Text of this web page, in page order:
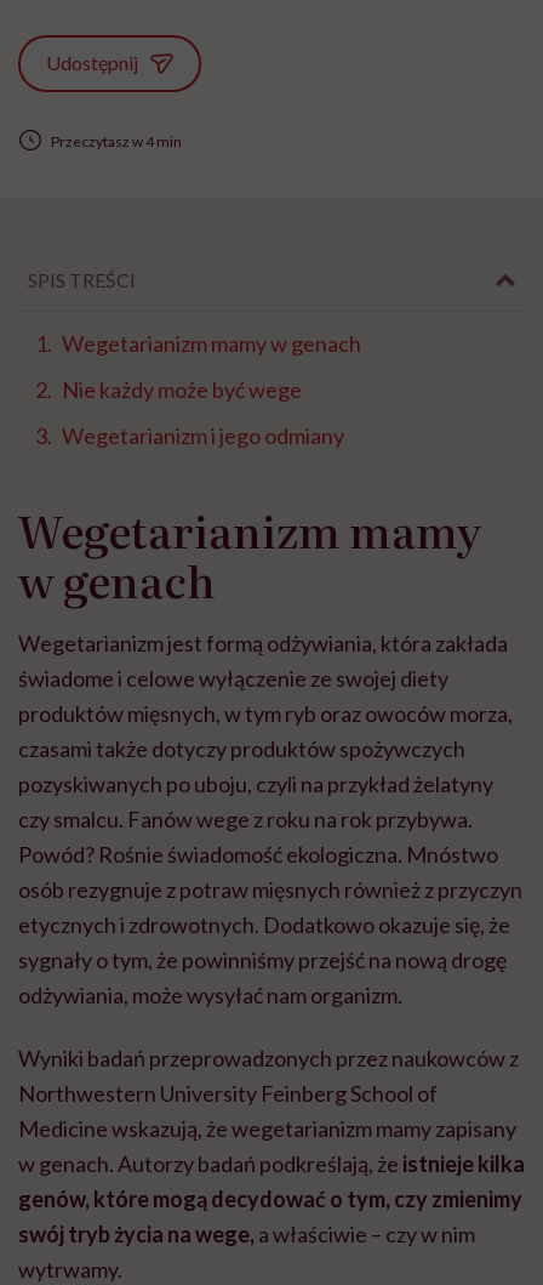
Udostępnij
Przeczytasz w 4 min
SPIS TREŚCI
Wegetarianizm mamy w genach
Nie każdy może być wege
Wegetarianizm i jego odmiany
Wegetarianizm mamy
w genach
Wegetarianizm jest formą odżywiania, która zakłada
świadome i celowe wyłączenie ze swojej diety
produktów mięsnych, w tym ryb oraz owoców morza,
czasami także dotyczy produktów spożywczych
pozyskiwanych po uboju, czyli na przykład żelatyny
czy smalcu. Fanów wege z roku na rok przybywa.
Powód? Rośnie świadomość ekologiczna. Mnóstwo
osób rezygnuje z potraw mięsnych również z przyczyn
etycznych i zdrowotnych. Dodatkowo okazuje się, że
sygnały o tym, że powinniśmy przejść na nową drogę
odżywiania, może wysyłać nam organizm.
Wyniki badań przeprowadzonych przez naukowców z
Northwestern University Feinberg School of
Medicine wskazują, że wegetarianizm mamy zapisany
w genach. Autorzy badań podkreślają, że istnieje kilka
genów, które mogą decydować o tym, czy zmienimy
swój tryb życia na wege, a właściwie – czy w nim
wytrwamy.